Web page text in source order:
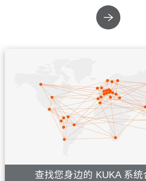
查找您身边的 KUKA 系统